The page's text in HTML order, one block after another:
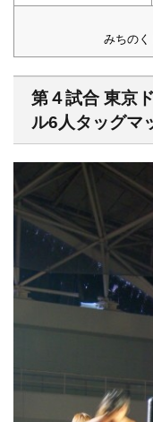
みちの
第４試合 東京
ル6人タッグマ